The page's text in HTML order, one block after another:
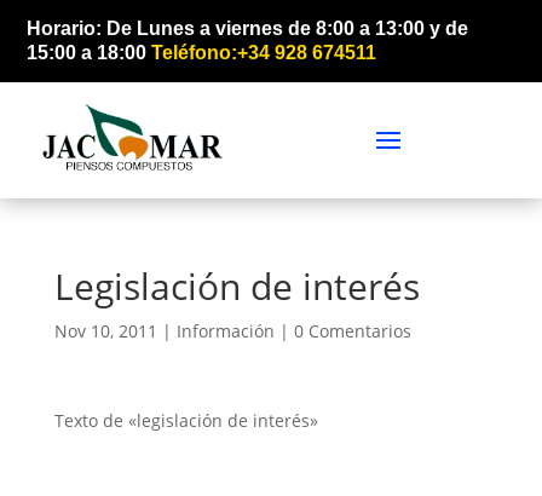
Horario: De Lunes a viernes de 8:00 a 13:00 y de
15:00 a 18:00Teléfono:+34 928 674511
Legislación de interés
Nov 10, 2011 | Información | 0 Comentarios
Texto de «legislación de interés»